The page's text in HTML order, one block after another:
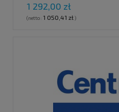
1 292,00 zł
(netto: 1 050,41 zł)